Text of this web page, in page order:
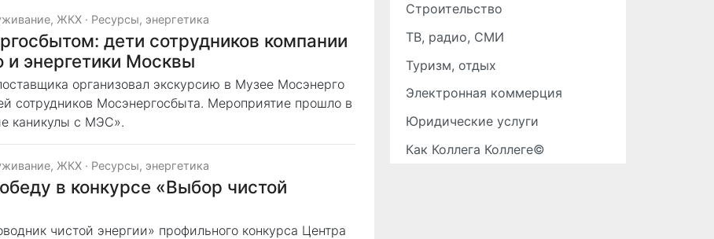
ЖКХ · Ресурсы, энергетика
дети сотрудников компании
энергетики Москвы
организовал экскурсию в Музее Мосэнерго
сотрудников Мосэнергосбыта. Мероприятие прошло в
каникулы с МЭС».
ЖКХ · Ресурсы, энергетика
в конкурсе «Выбор чистой
чистой энергии» профильного конкурса Центра
Строительство
ТВ, радио, СМИ
Туризм, отдых
Электронная коммерция
Юридические услуги
Как Коллега Коллеге©